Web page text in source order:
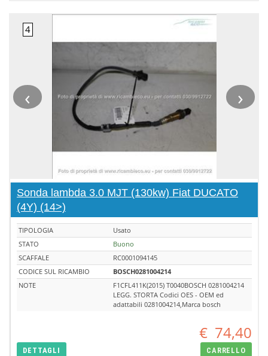
‹ ›
Sonda lambda 3.0 MJT (130kw) Fiat DUCATO
(4Y) (14>)
TIPOLOGIA
Usato
STATO
Buono
SCAFFALE
RC0001094145
CODICE SUL RICAMBIO
BOSCH0281004214
NOTE
F1CFL411K(2015) T0040BOSCH 0281004214
LEGG. STORTA Codici OES - OEM ed
adattabili 0281004214,Marca bosch
€ 74,40
DETTAGLI CARRELLO